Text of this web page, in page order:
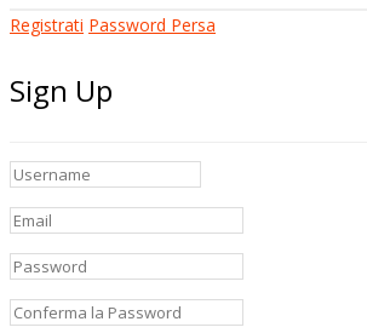
Registrati Password Persa
Sign Up